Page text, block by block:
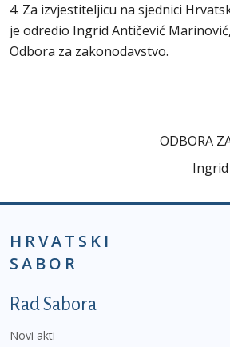
4. Za izvjestiteljicu na sjednici
je odredio Ingrid Antičević
Odbora za zakonodavstvo.
ODBORA
HRVATSKI
SABOR
Podnožje prvi izbornik
Rad Sabora
Novi akti